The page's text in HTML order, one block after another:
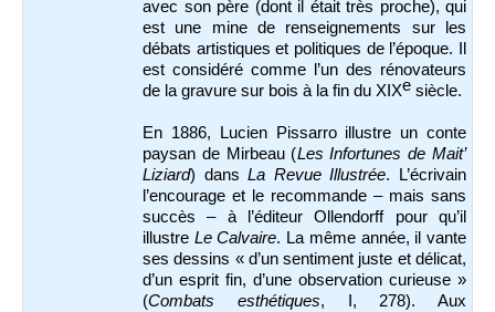
avec son père (dont il était très proche), qui
est une mine de renseignements sur les
débats artistiques et politiques de l’époque. Il
est considéré comme l’un des rénovateurs
de la gravure sur bois à la fin du XIXe siècle.
En 1886, Lucien Pissarro illustre un conte
paysan de Mirbeau (Les Infortunes de Mait’
Liziard) dansLa Revue Illustrée. L’écrivain
l’encourage et le recommande – mais sans
succès – à l’éditeur Ollendorff pour qu’il
illustre Le Calvaire. La même année, il vante
ses dessins « d’un sentiment juste et délicat,
d’un esprit fin, d’une observation curieuse »
(Combats esthétiques, I, 278). Aux